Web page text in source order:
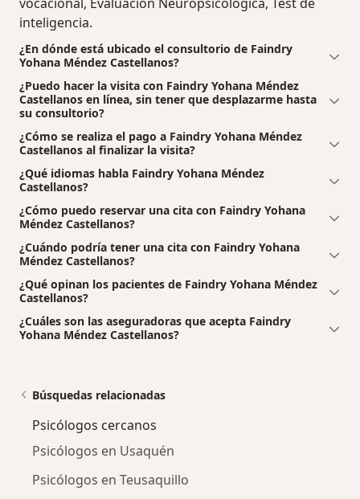
inteligencia.
¿En dónde está ubicado el consultorio de Faindry
Yohana Méndez Castellanos?
¿Puedo hacer la visita con Faindry Yohana Méndez
Castellanos en línea, sin tener que desplazarme hasta
su consultorio?
¿Cómo se realiza el pago a Faindry Yohana Méndez
Castellanos al finalizar la visita?
¿Qué idiomas habla Faindry Yohana Méndez
Castellanos?
¿Cómo puedo reservar una cita con Faindry Yohana
Méndez Castellanos?
¿Cuándo podría tener una cita con Faindry Yohana
Méndez Castellanos?
¿Qué opinan los pacientes de Faindry Yohana Méndez
Castellanos?
¿Cuáles son las aseguradoras que acepta Faindry
Yohana Méndez Castellanos?
Búsquedas relacionadas
Psicólogos cercanos
Psicólogos en Usaquén
Psicólogos en Teusaquillo